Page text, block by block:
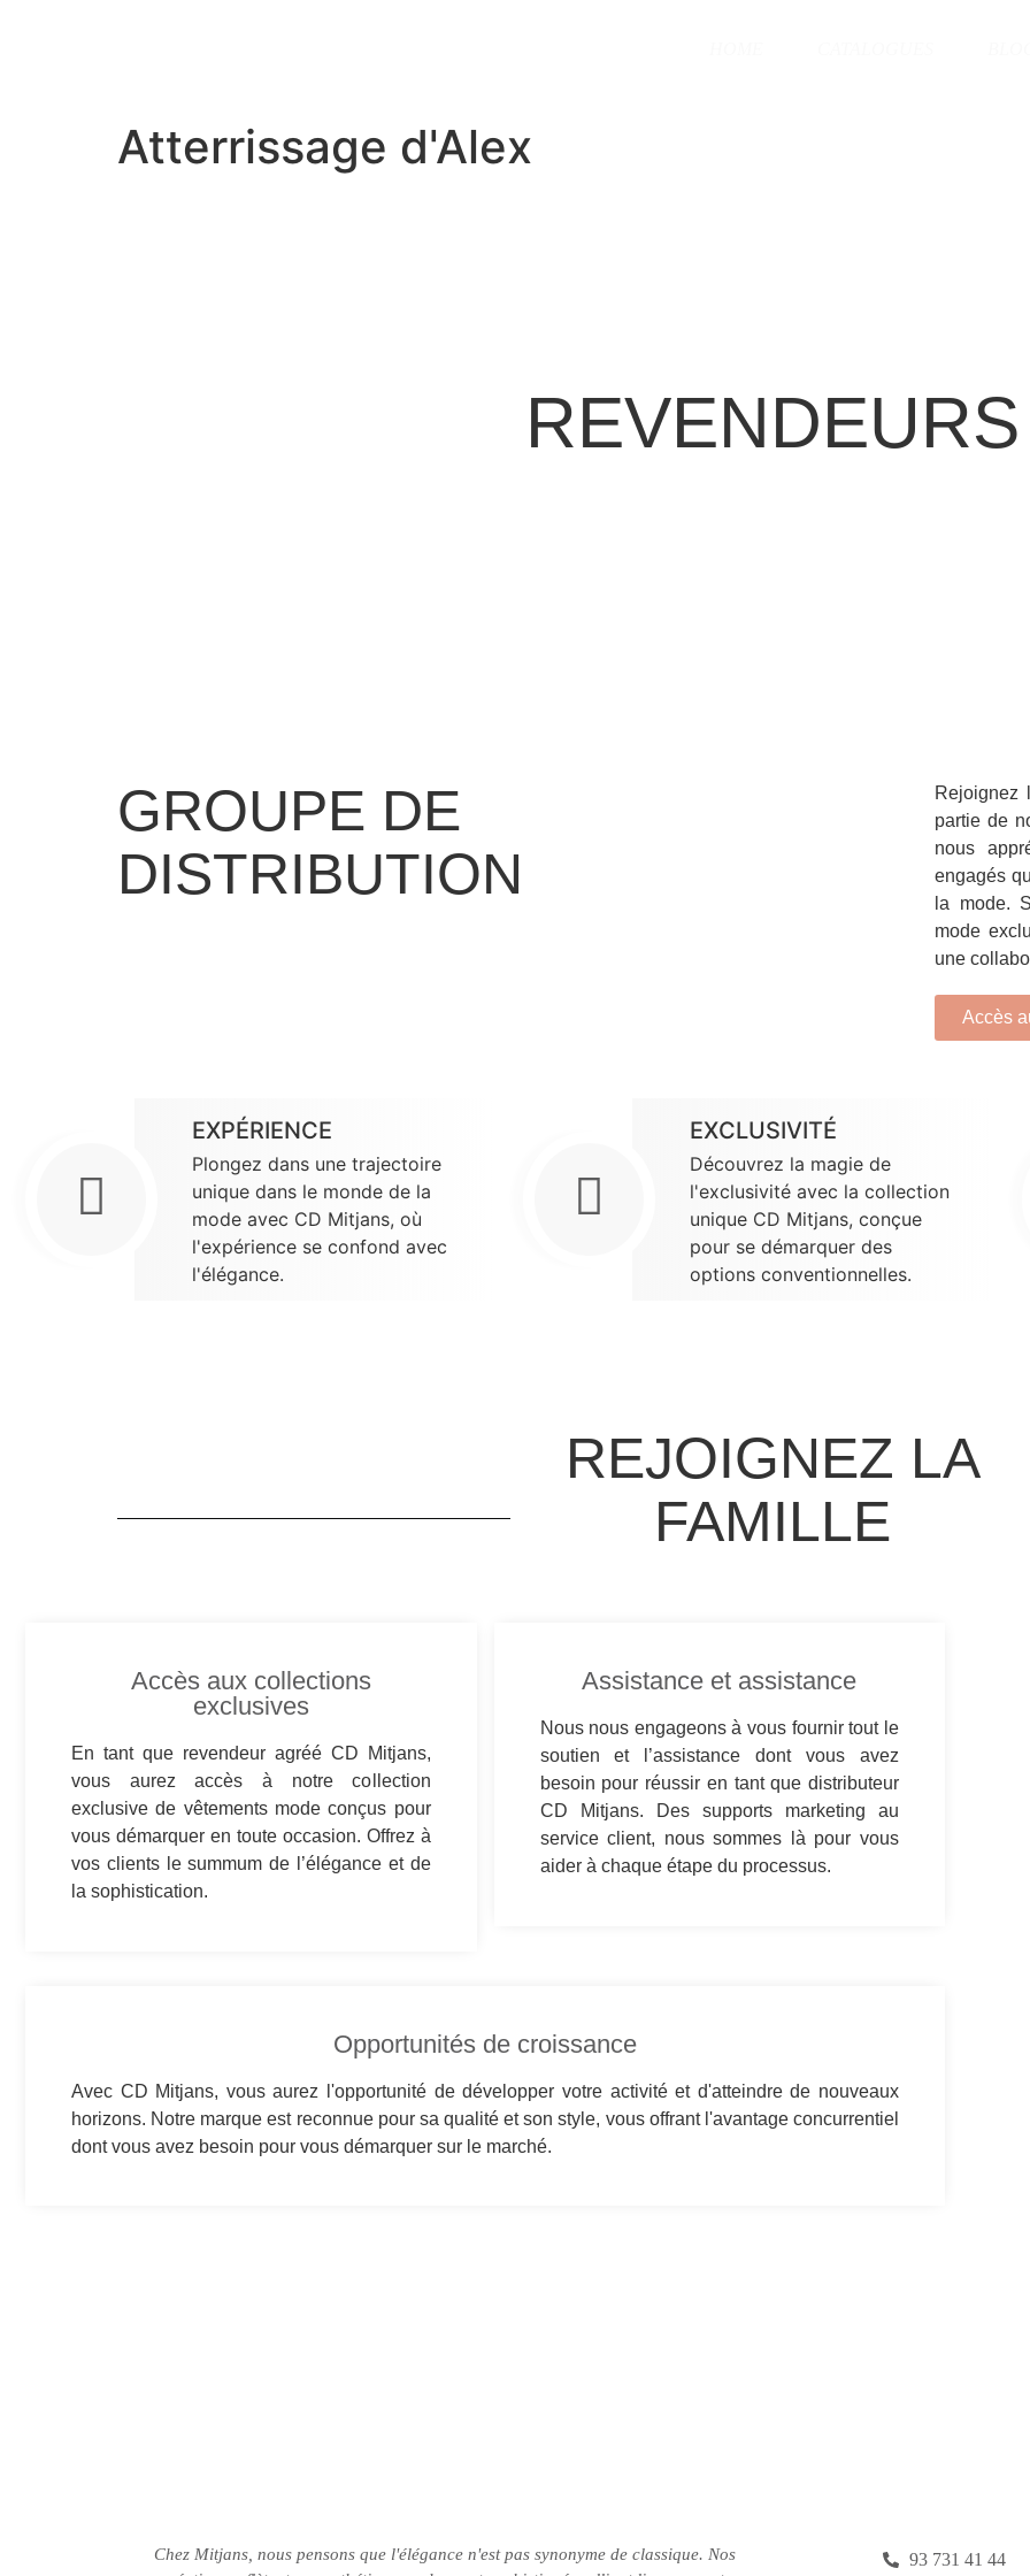
Atterrissage d'Alex
REVENDEURS
GROUPE DE
DISTRIBUTION
Rejoignez
partie de
nous
engagés
la mode.
mode
une
Accès
EXPÉRIENCE
Plongez dans une trajectoire
unique dans le monde de la
mode avec CD Mitjans, où
l'expérience se confond avec
l'élégance.
EXCLUSIVITÉ
Découvrez la magie de
l'exclusivité avec la collection
unique CD Mitjans, conçue
pour se démarquer des
options conventionnelles.
REJOIGNEZ LA
FAMILLE
Accès aux collections
exclusives
En tant que revendeur agréé CD Mitjans,
vous aurez accès à notre collection
exclusive de vêtements mode conçus pour
vous démarquer en toute occasion. Offrez à
vos clients le summum de l’élégance et de
la sophistication.
Assistance et assistance
Nous nous engageons à vous fournir tout le
soutien et l’assistance dont vous avez
besoin pour réussir en tant que distributeur
CD Mitjans. Des supports marketing au
service client, nous sommes là pour vous
aider à chaque étape du processus.
Opportunités de croissance
Avec CD Mitjans, vous aurez l'opportunité de développer votre activité et d'atteindre de nouveaux
horizons. Notre marque est reconnue pour sa qualité et son style, vous offrant l'avantage concurrentiel
dont vous avez besoin pour vous démarquer sur le marché.
Chez Mitjans, nous pensons que l'élégance n'est pas synonyme de classique. Nos
93 731 41 44